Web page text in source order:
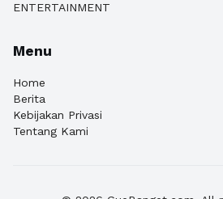
ENTERTAINMENT
Menu
Home
Berita
Kebijakan Privasi
Tentang Kami